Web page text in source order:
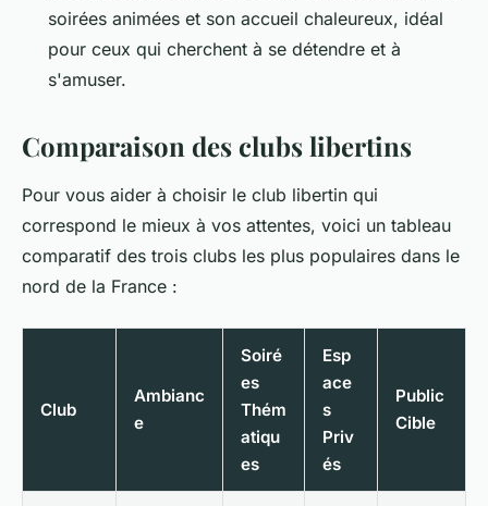
soirées animées et son accueil chaleureux, idéal
pour ceux qui cherchent à se détendre et à
s'amuser.
Comparaison des clubs libertins
Pour vous aider à choisir le club libertin qui
correspond le mieux à vos attentes, voici un tableau
comparatif des trois clubs les plus populaires dans le
nord de la France :
Club
Ambianc
e
Soiré
es
Thém
atiqu
es
Esp
ace
s
Priv
és
Public
Cible